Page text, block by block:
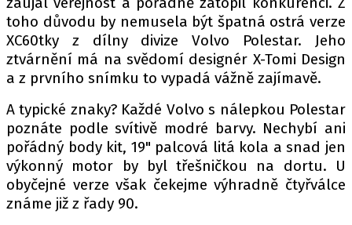
Z DOMOVA
ZE SVĚTA
MOTORSPORT
PIT LANE
ČEŠI V AKCI
FIA CEZ & POHÁRY
MEZINÁRODNÍ SCÉNA
toho důvodu by nemusela být špatná ostrá verze
XC60tky z dílny divize Volvo Polestar. Jeho
ztvárnění má na svědomí designér X-Tomi Design
a z prvního snímku to vypadá vážně zajímavě.
A typické znaky? Každé Volvo s nálepkou Polestar
poznáte podle svítivě modré barvy. Nechybí ani
pořádný body kit, 19" palcová litá kola a snad jen
výkonný motor by byl třešničkou na dortu. U
obyčejné verze však čekejme výhradně čtyřválce
známe již z řady 90.